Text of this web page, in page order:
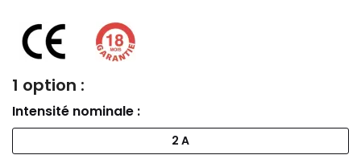
1 option :
Intensité nominale :
2 A